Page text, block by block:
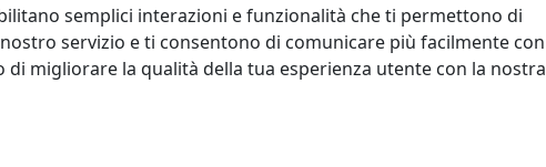
semplici interazioni e funzionalità che ti permettono di
servizio e ti consentono di comunicare più facilmente con
migliorare la qualità della tua esperienza utente con la nostra